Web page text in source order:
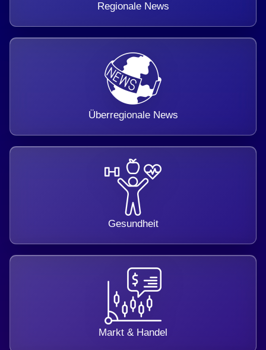
Regionale News
Überregionale News
Gesundheit
Markt & Handel